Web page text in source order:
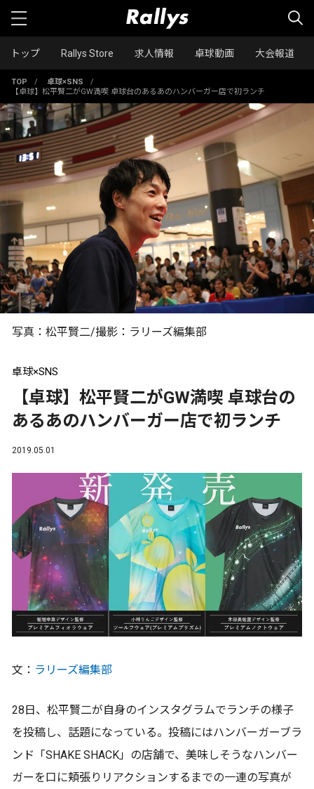
トップ Rallys Store 求人情報 卓球動画 大会報道
TOP / 卓球×SNS
/
【卓球】松平賢二がGW満喫 卓球台のあるあのハンバーガー店で初ランチ
写真：松平賢二/撮影：ラリーズ編集部
卓球×SNS
【卓球】松平賢二がGW満喫 卓球台の
あるあのハンバーガー店で初ランチ
2019.05.01
文： ラリーズ編集部
28日、松平賢二が自身のインスタグラムでランチの様子
を投稿し、話題になっている。投稿にはハンバーガーブラ
ンド「SHAKE SHACK」の店舗で、美味しそうなハンバー
ガーを口に頬張りリアクションするまでの一連の写真が